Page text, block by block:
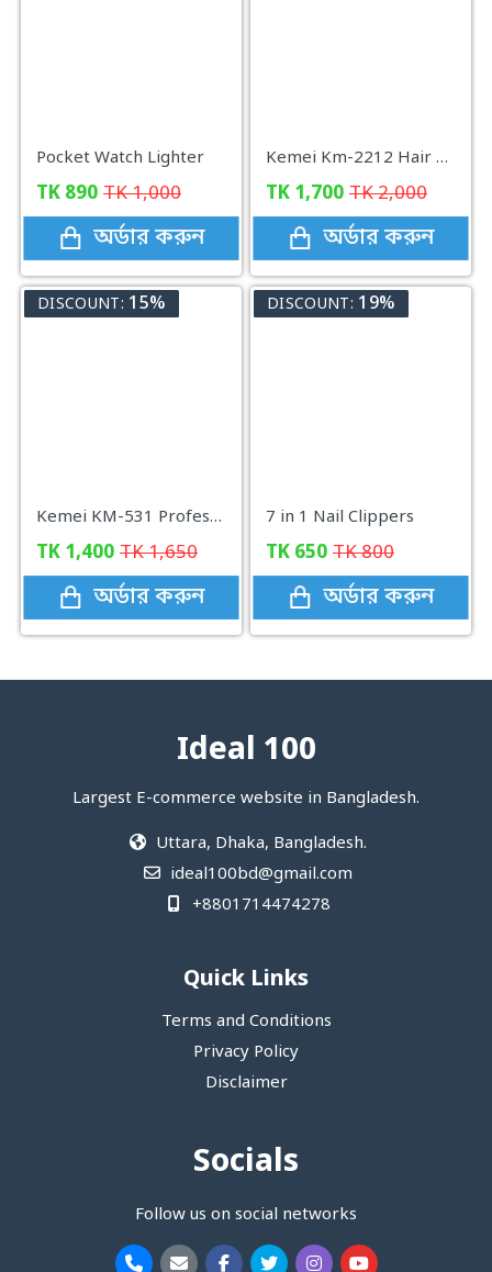
Pocket Watch Lighter
TK 890 TK1,000
অর্ডার করুন
Kemei Km-2212 Hair Electric LCD Straightening Iron
TK 1,700 TK2,000
অর্ডার করুন
DISCOUNT: 15%
Kemei KM-531 Professional Hair Straightener
TK 1,400 TK1,650
অর্ডার করুন
DISCOUNT: 19%
7 in 1 Nail Clippers
TK 650 TK800
অর্ডার করুন
Ideal 100
Largest E-commerce website in Bangladesh.
Uttara, Dhaka, Bangladesh.
ideal100bd@gmail.com
+8801714474278
Quick Links
Terms and Conditions
Privacy Policy
Disclaimer
Socials
Follow us on social networks